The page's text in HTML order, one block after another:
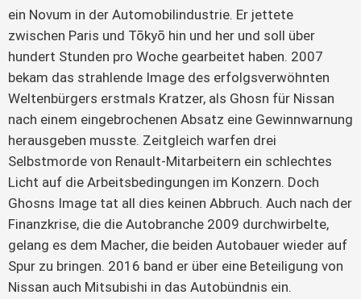
ein Novum in der Automobilindustrie. Er jettete
zwischen Paris und Tōkyō hin und her und soll über
hundert Stunden pro Woche gearbeitet haben. 2007
bekam das strahlende Image des erfolgsverwöhnten
Weltenbürgers erstmals Kratzer, als Ghosn für Nissan
nach einem eingebrochenen Absatz eine Gewinnwarnung
herausgeben musste. Zeitgleich warfen drei
Selbstmorde von Renault-Mitarbeitern ein schlechtes
Licht auf die Arbeitsbedingungen im Konzern. Doch
Ghosns Image tat all dies keinen Abbruch. Auch nach der
Finanzkrise, die die Autobranche 2009 durchwirbelte,
gelang es dem Macher, die beiden Autobauer wieder auf
Spur zu bringen. 2016 band er über eine Beteiligung von
Nissan auch Mitsubishi in das Autobündnis ein.